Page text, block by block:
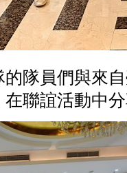
的隊員們與來
聯誼活動中